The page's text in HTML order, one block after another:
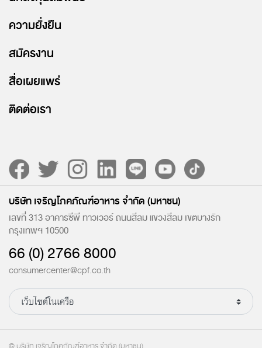
ความยั่งยืน
สมัครงาน
สื่อเผยแพร่
ติดต่อเรา
บริษัท เจริญโภคภัณฑ์อาหาร จำกัด (มหาชน)
เลขที่ 313 อาคารซีพี ทาวเวอร์ ถนนสีลม แขวงสีลม เขตบางรัก
กรุงเทพฯ 10500
66 (0) 2766 8000
consumercenter@cpf.co.th